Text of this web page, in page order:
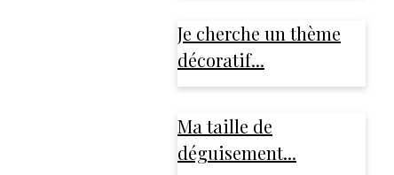
Je cherche un thème
décoratif...
Ma taille de
déguisement...